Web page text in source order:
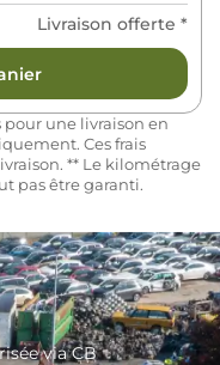
Livraison offerte *
pour une livraison en
Ces frais
** Le kilométrage
pas être garanti.
via CB